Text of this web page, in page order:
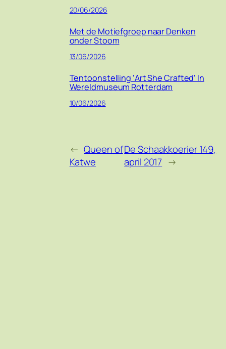
20/06/2026
Met de Motiefgroep naar Denken
onder Stoom
13/06/2026
Tentoonstelling ‘Art She Crafted’ In
Wereldmuseum Rotterdam
10/06/2026
← Queen of
Katwe
De Schaakkoerier 149,
april 2017 →